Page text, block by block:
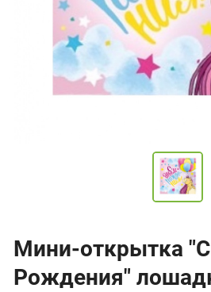
Мини-открытка
Рождения"